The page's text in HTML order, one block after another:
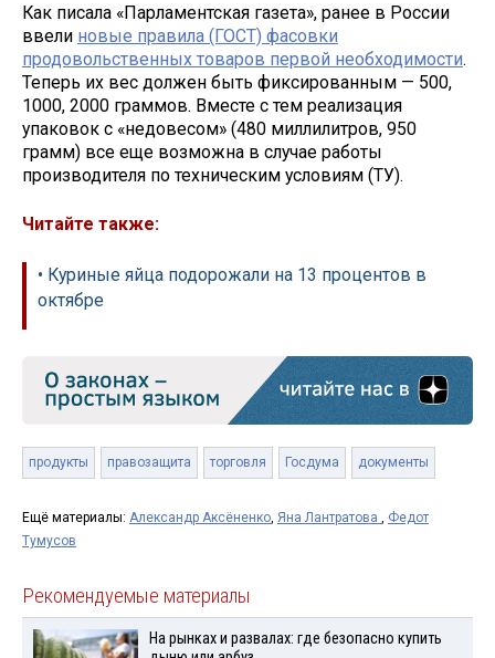
Как писала «Парламентская газета», ранее в России
ввели новые правила (ГОСТ) фасовки
продовольственных товаров первой необходимости.
Теперь их вес должен быть фиксированным — 500,
1000, 2000 граммов. Вместе с тем реализация
упаковок с «недовесом» (480 миллилитров, 950
грамм) все еще возможна в случае работы
производителя по техническим условиям (ТУ).
Читайте также:
• Куриные яйца подорожали на 13 процентов в
октябре
продукты правозащита торговля Госдума документы
Ещё материалы: Александр Аксёненко, Яна Лантратова , Федот
Тумусов
Рекомендуемые материалы
На рынках и развалах: где безопасно купить